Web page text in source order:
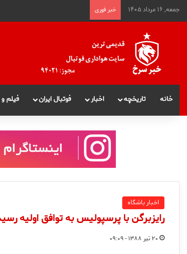
جمعه, ۱۶ مرداد ۱۴۰۵ خبر فوری
خانه تاریخچه اخبار فوتبال ایران فیلم
اخبار باشگاه
رايزبرگن با پرسپوليس به توافق اوليه
۲۰ تیر ۱۳۸۸ - ۰۹:۰۹